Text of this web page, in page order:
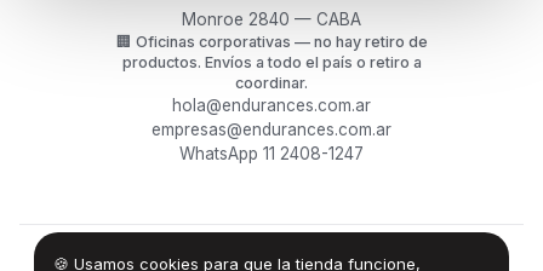
🍪 Usamos cookies para que la tienda funcione,
Monroe 2840 — CABA
🏢 Oficinas corporativas — no hay retiro de
productos. Envíos a todo el país o retiro a
coordinar.
hola@endurances.com.ar
empresas@endurances.com.ar
WhatsApp 11 2408-1247
© 2026Endurances Technology SA · CUIT 30-71861942-0